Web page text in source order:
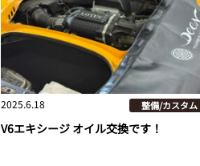
2025.6.18 整備/カスタム
V6エキシージ オイル交換です！